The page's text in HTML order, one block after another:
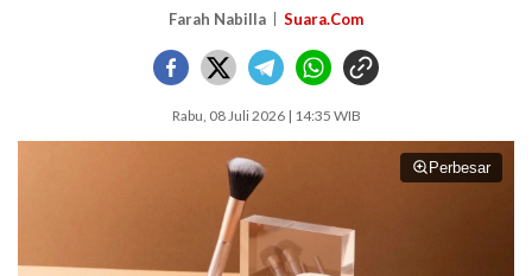
Farah Nabilla Suara.Com
Rabu, 08 Juli 2026 | 14:35 WIB
Perbesar